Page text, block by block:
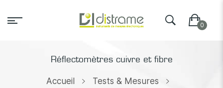
Réflectomètres cuivre et fibre
Accueil
Tests & Mesures